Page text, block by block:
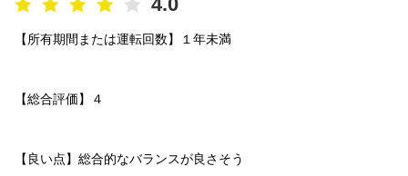
【所有期間または運転回数】１年未満
【総合評価】４
【良い点】総合的なバランスが良さそう